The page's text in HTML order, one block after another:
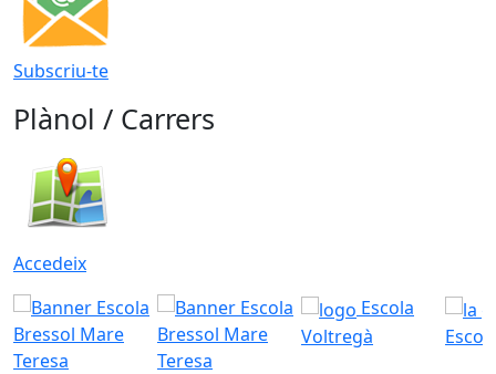
Subscriu-te
Plànol / Carrers
Accedeix
Escola
Voltregà